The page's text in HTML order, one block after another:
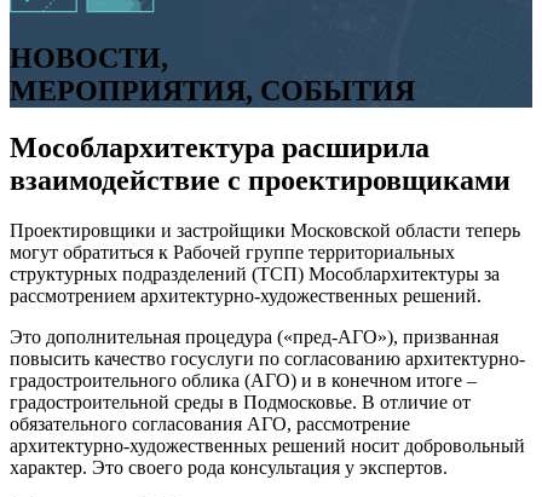
НОВОСТИ,
МЕРОПРИЯТИЯ, СОБЫТИЯ
Мособлархитектура расширила
взаимодействие с проектировщиками
Проектировщики и застройщики Московской области теперь
могут обратиться к Рабочей группе территориальных
структурных подразделений (ТСП) Мособлархитектуры за
рассмотрением архитектурно-художественных решений.
Это дополнительная процедура («пред-АГО»), призванная
повысить качество госуслуги по согласованию архитектурно-
градостроительного облика (АГО) и в конечном итоге –
градостроительной среды в Подмосковье. В отличие от
обязательного согласования АГО, рассмотрение
архитектурно-художественных решений носит добровольный
характер. Это своего рода консультация у экспертов.